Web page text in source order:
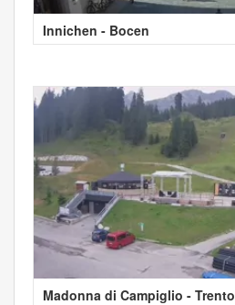
Innichen - Bocen
Madonna di Campiglio - Trento